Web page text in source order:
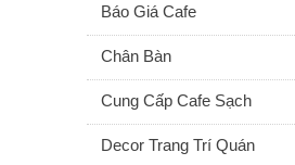
Báo Giá Cafe
Chân Bàn
Cung Cấp Cafe Sạch
Decor Trang Trí Quán